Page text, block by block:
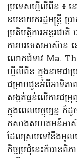
ប្រទេសហ្វីលីពីន ៖ ន
ឧបនាយករដ្ឋមន្ត្រី ប្
ប្រតិបត្តិការអន្តរជា
ការបរទេសអាស៊ាន
លោកជំទាវ Ma.
ហ្វីលីពីន ក្នុងនាមជាប្
ជម្រាបជូនអំពីអាទិភា
សង្កត់ធ្ងន់លើការជ
ក្នុងពេលបច្ចុប្បន្ន
កសាងសហគមន៍អាស៊
ដែលស្របទៅនឹងមូលប
កិច្ចប្រជុំនេះក៏បានពិភ